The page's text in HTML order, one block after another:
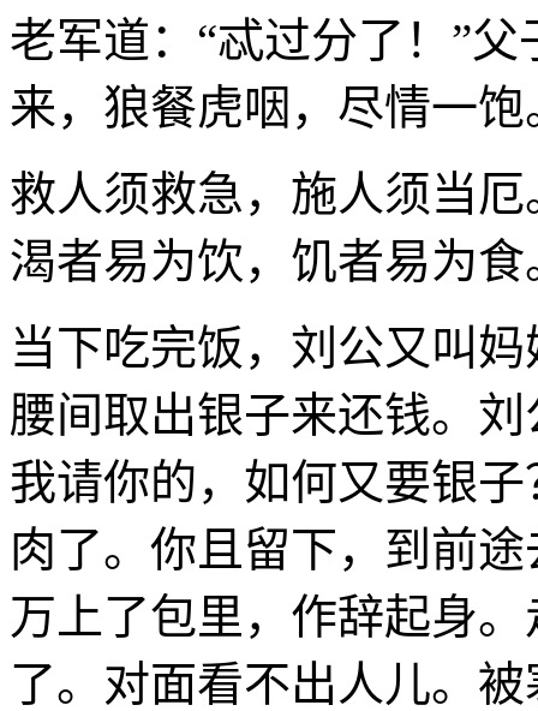
老军道：“忒过分了！”
来，狼餐虎咽，尽情一
救人须救急，施人须当厄
渴者易为饮，饥者易为食
当下吃完饭，刘公又叫
腰间取出银子来还钱。
我请你的，如何又要银
肉了。你且留下，到前
万上了包里，作辞起身
了。对面看不出人儿。